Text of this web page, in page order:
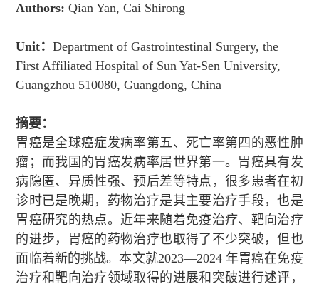
Authors:Qian Yan, Cai Shirong
Unit：Department of Gastrointestinal Surgery, the
First Affiliated Hospital of Sun Yat-Sen University,
Guangzhou 510080, Guangdong, China
摘要：
胃癌是全球癌症发病率第五、死亡率第四的恶性肿
瘤；而我国的胃癌发病率居世界第一。胃癌具有发
病隐匿、异质性强、预后差等特点，很多患者在初
诊时已是晚期，药物治疗是其主要治疗手段，也是
胃癌研究的热点。近年来随着免疫治疗、靶向治疗
的进步，胃癌的药物治疗也取得了不少突破，但也
面临着新的挑战。本文就2023—2024 年胃癌在免疫
治疗和靶向治疗领域取得的进展和突破进行述评，